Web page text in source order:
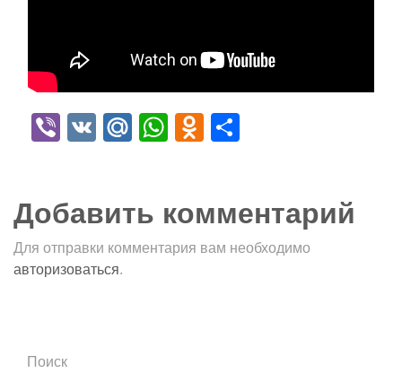
Viber
VK Mail.Ru
WhatsApp
Odnoklassniki
Добавить комментарий
Для отправки комментария вам необходимо
авторизоваться.
Поиск